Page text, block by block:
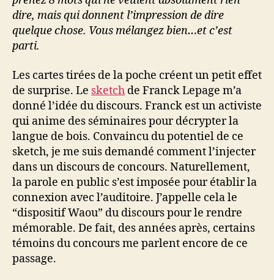
dire, mais qui donnent l’impression de dire
quelque chose. Vous mélangez bien…et c’est
parti.
Les cartes tirées de la poche créent un petit effet
de surprise. Le sketch de Franck Lepage m’a
donné l’idée du discours. Franck est un activiste
qui anime des séminaires pour décrypter la
langue de bois. Convaincu du potentiel de ce
sketch, je me suis demandé comment l’injecter
dans un discours de concours. Naturellement,
la parole en public s’est imposée pour établir la
connexion avec l’auditoire. J’appelle cela le
“dispositif Waou” du discours pour le rendre
mémorable. De fait, des années après, certains
témoins du concours me parlent encore de ce
passage.